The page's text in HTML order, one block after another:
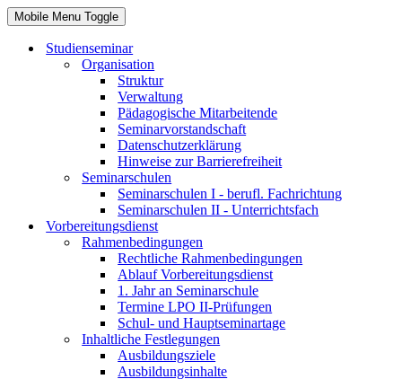
Mobile Menu Toggle
Studienseminar
Organisation
Struktur
Verwaltung
Pädagogische Mitarbeitende
Seminarvorstandschaft
Datenschutzerklärung
Hinweise zur Barrierefreiheit
Seminarschulen
Seminarschulen I - berufl. Fachrichtung
Seminarschulen II - Unterrichtsfach
Vorbereitungsdienst
Rahmenbedingungen
Rechtliche Rahmenbedingungen
Ablauf Vorbereitungsdienst
1. Jahr an Seminarschule
Termine LPO II-Prüfungen
Schul- und Hauptseminartage
Inhaltliche Festlegungen
Ausbildungsziele
Ausbildungsinhalte